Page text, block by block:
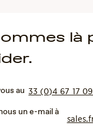
là
au33 (0)4 67 17
un e-mail à